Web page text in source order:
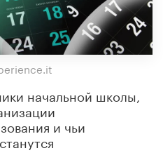
начальной школы,
и чьи